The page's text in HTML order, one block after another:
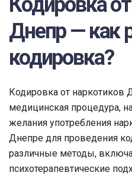
Днепр — как
кодировка?
Кодировка от наркотиков
медицинская процедура,
желания употребления
Днепре для проведения
различные методы,
психотерапевтические